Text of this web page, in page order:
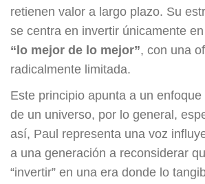
retienen valor a largo plazo. Su
se centra en invertir únicamente
“lo mejor de lo mejor”, con una
radicalmente limitada.
Este principio apunta a un
de un universo, por lo general,
así, Paul representa una voz
a una generación a reconsiderar
“invertir” en una era donde lo